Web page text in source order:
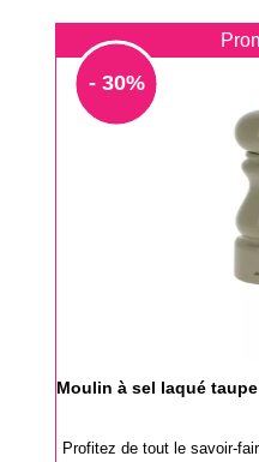
- 30%
Moulin à sel laqué
Profitez de tout le savoir-